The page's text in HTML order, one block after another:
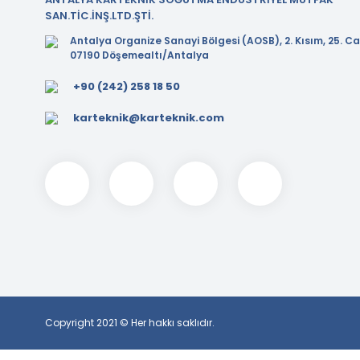
SAN.TİC.İNŞ.LTD.ŞTİ.
Antalya Organize Sanayi Bölgesi (AOSB), 2. Kısım, 25.
07190 Döşemealtı/Antalya
+90 (242) 258 18 50
karteknik@karteknik.com
Copyright 2021 © Her hakkı saklıdır.